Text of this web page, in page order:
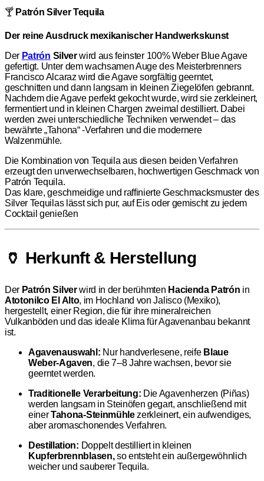
🍸 Patrón Silver Tequila
Der reine Ausdruck mexikanischer Handwerkskunst
Der Patrón Silver wird aus feinster 100% Weber Blue Agave
gefertigt. Unter dem wachsamen Auge des Meisterbrenners
Francisco Alcaraz wird die Agave sorgfältig geerntet,
geschnitten und dann langsam in kleinen Ziegelöfen gebrannt.
Nachdem die Agave perfekt gekocht wurde, wird sie zerkleinert,
fermentiert und in kleinen Chargen zweimal destilliert. Dabei
werden zwei unterschiedliche Techniken verwendet – das
bewährte „Tahona“ -Verfahren und die modernere
Walzenmühle.
Die Kombination von Tequila aus diesen beiden Verfahren
erzeugt den unverwechselbaren, hochwertigen Geschmack von
Patrón Tequila.
Das klare, geschmeidige und raffinierte Geschmacksmuster des
Silver Tequilas lässt sich pur, auf Eis oder gemischt zu jedem
Cocktail genießen
🏺 Herkunft & Herstellung
Der Patrón Silverwird in der berühmten Hacienda Patrón in
Atotonilco El Alto, im Hochland von Jalisco (Mexiko),
hergestellt, einer Region, die für ihre mineralreichen
Vulkanböden und das ideale Klima für Agavenanbau bekannt
ist.
Agavenauswahl: Nur handverlesene, reife Blaue
Weber-Agaven, die 7–8 Jahre wachsen, bevor sie
geerntet werden.
Traditionelle Verarbeitung: Die Agavenherzen (Piñas)
werden langsam in Steinöfen gegart, anschließend mit
einerTahona-Steinmühlezerkleinert, ein aufwendiges,
aber aromaschonendes Verfahren.
Destillation: Doppelt destilliert in kleinen
Kupferbrennblasen,so entsteht ein außergewöhnlich
weicher und sauberer Tequila.